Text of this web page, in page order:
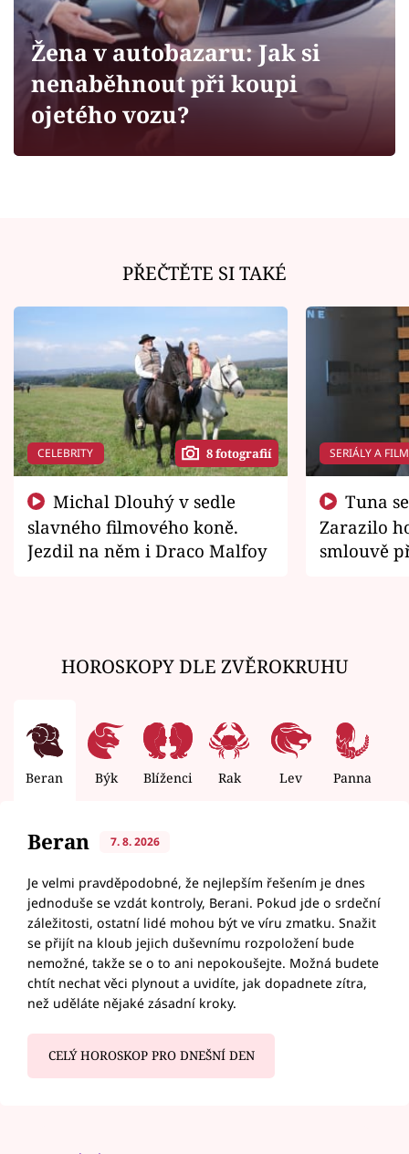
Sledujte prima+
Filmový festival Karlovy Vary
Sledujte nás
Žena v autobazaru: Jak si
nenaběhnout při koupi
ojetého vozu?
PŘEČTĚTE SI TAKÉ
CELEBRITY 8 fotografií
slavného filmového koně.
Jezdil na něm i Draco Malfoy
SERIÁLY A
Zarazilo
smlouvě
HOROSKOPY DLE ZVĚROKRUHU
Beran Býk Blíženci Rak Lev Panna
Beran 7. 8. 2026
Je velmi pravděpodobné, že nejlepším řešením je dnes
jednoduše se vzdát kontroly, Berani. Pokud jde o srdeční
záležitosti, ostatní lidé mohou být ve víru zmatku. Snažit
se přijít na kloub jejich duševnímu rozpoložení bude
nemožné, takže se o to ani nepokoušejte. Možná budete
chtít nechat věci plynout a uvidíte, jak dopadnete zítra,
než uděláte nějaké zásadní kroky.
CELÝ HOROSKOP PRO DNEŠNÍ DEN